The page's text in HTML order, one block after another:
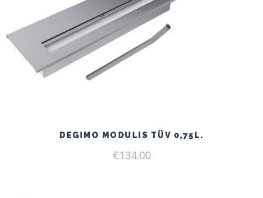
DEGIMO MODULIS TÜV 0,75L.
€134.00